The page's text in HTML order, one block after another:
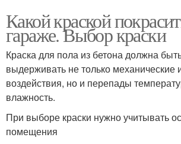
Какой краской
гараже. Выбор краски
Краска для пола из бетона должна
выдерживать не только механические
воздействия, но и перепады
влажность.
При выборе краски нужно учитывать
помещения